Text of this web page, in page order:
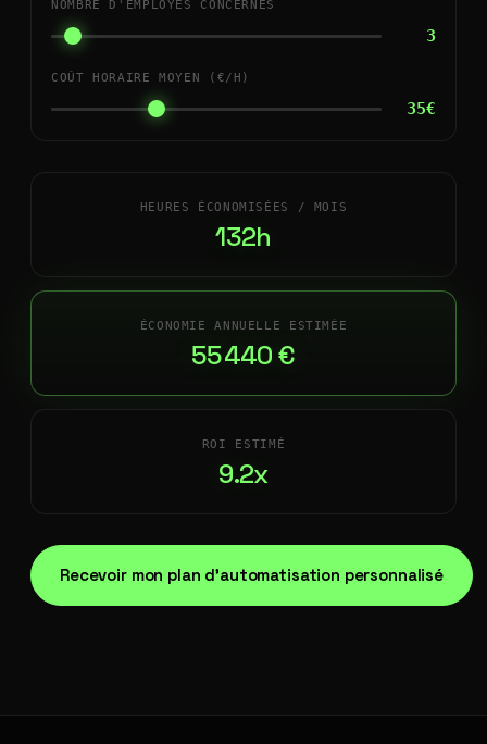
NOMBRE D'EMPLOYÉS CONCERNÉS
3
COÛT HORAIRE MOYEN (€/H)
35€
HEURES ÉCONOMISÉES / MOIS
132h
ÉCONOMIE ANNUELLE ESTIMÉE
55 440 €
ROI ESTIMÉ
9.2x
Recevoir mon plan d'automatisation personnalisé